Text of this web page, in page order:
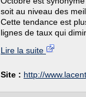
soit au niveau des
Cette tendance est
lignes de taux qui
Lire la suite
Site : http://